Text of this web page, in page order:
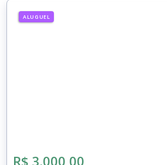
ALUGUEL
R$ 3.000,00